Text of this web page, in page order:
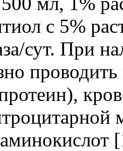
с 5%
сут. При